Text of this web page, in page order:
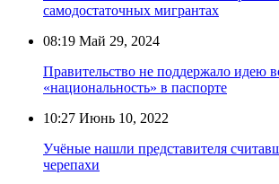
самодостаточных мигрантах
08:19 Май 29, 2024
Правительство не поддержало идею
«национальность» в паспорте
10:27 Июнь 10, 2022
Учёные нашли представителя
черепахи